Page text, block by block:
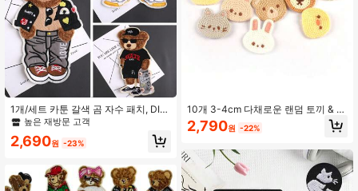
1개/세트 카툰 갈색 곰 자수 패치, DIY
의류 및 액세서리, 청바지, 드레스에
플리케
높은 재방문 고객
2,690원 -23%
10개 3-4cm 다채로운 랜덤 토끼 & 곰
패턴 장식 천 패치, 의류, 모자, 스카프
DIY용 봉제 액세서리
2,790원 -22%